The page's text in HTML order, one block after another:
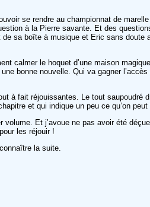
se rendre au championnat de
à la Pierre savante. Et des
sa boîte à musique et Eric sans doute
le hoquet d’une maison
bonne nouvelle. Qui va gagner
à fait réjouissantes. Le tout saupoudré
et qui indique un peu ce qu’on
Et j’avoue ne pas avoir été
les réjouir !
la suite.